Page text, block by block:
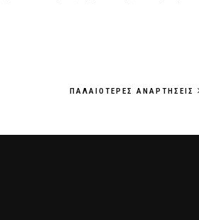
ΠΑΛΑΙΌΤΕΡΕΣ ΑΝΑΡΤΉΣΕΙΣ